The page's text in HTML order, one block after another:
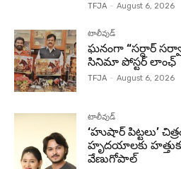
TFJA - August 6, 2026
టాలీవుడ్
ఘనంగా “సర్దార్
సినిమా పోస్టర్ లాంఛ్
TFJA - August 6, 2026
టాలీవుడ్
‘హుషార్‌ పిట్టలు’
హృదయాలకు
వేణుగోపాల్‌